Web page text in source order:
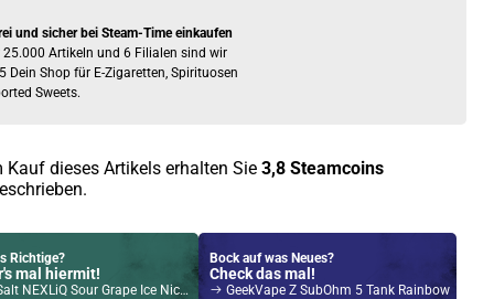
und sicher bei Steam-Time einkaufen
25.000 Artikeln und 6 Filialen sind wir
Dein Shop für E-Zigaretten, Spirituosen
Sweets.
Kauf dieses Artikels erhalten Sie 3,8 Steamcoins
Richtige?
mal hiermit!
Sour Grape Ice NicSalt Liquid 0 mg / 10ml
Bock auf was Neues?
Check das mal!
GeekVape Z SubOhm 5 Tank Rainbow